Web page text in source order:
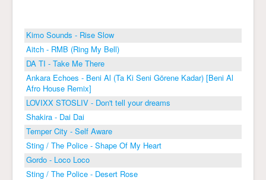
Kimo Sounds - Rise Slow
Aitch - RMB (Ring My Bell)
DA TI - Take Me There
Ankara Echoes - Beni Al (Ta Ki Seni Görene Kadar) [Beni Al
Afro House Remix]
LOVIXX STOSLIV - Don't tell your dreams
Shakira - Dai Dai
Temper City - Self Aware
Sting / The Police - Shape Of My Heart
Gordo - Loco Loco
Sting / The Police - Desert Rose